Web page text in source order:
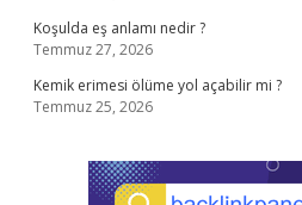
Koşulda eş anlamı nedir ?
Temmuz 27, 2026
Kemik erimesi ölüme yol açabilir mi ?
Temmuz 25, 2026